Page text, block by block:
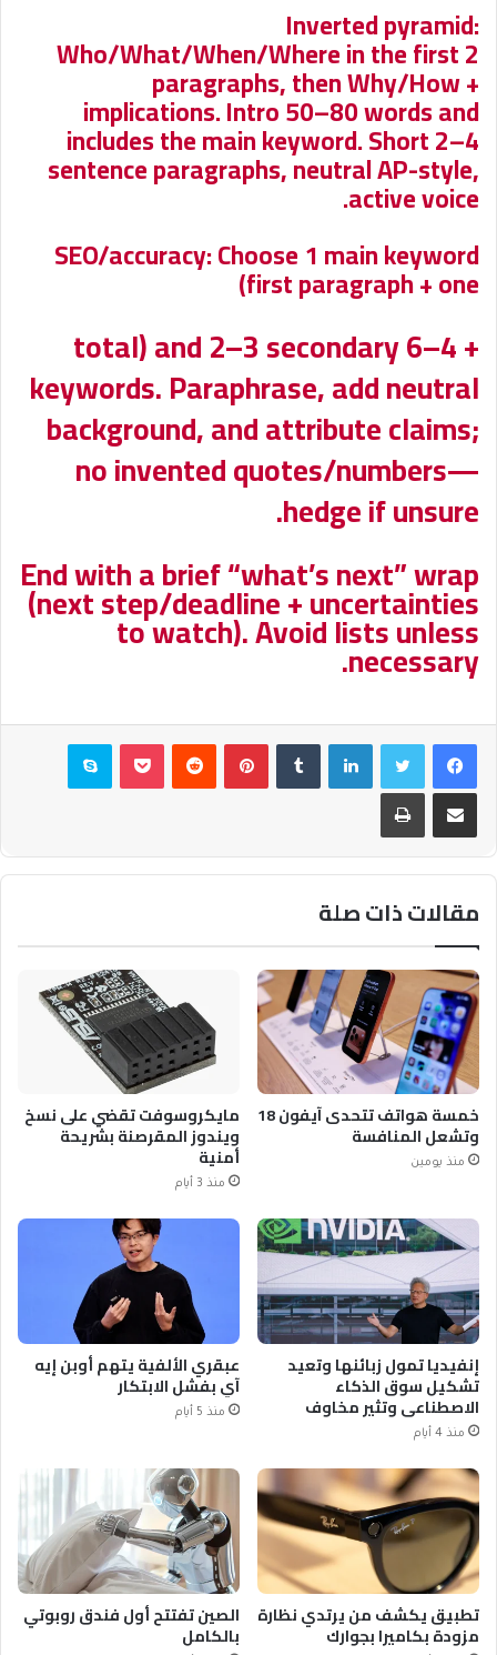
Inverted pyramid:
Who/What/When/Where in the first 2
paragraphs, then Why/How +
implications. Intro 50–80 words and
includes the main keyword. Short 2–4
sentence paragraphs, neutral AP-style,
active voice.
SEO/accuracy: Choose 1 main keyword
(first paragraph + one
+ 4–6 total) and 2–3 secondary
keywords. Paraphrase, add neutral
background, and attribute claims;
no invented quotes/numbers—
hedge if unsure.
End with a brief “what’s next” wrap
(next step/deadline + uncertainties
to watch). Avoid lists unless
necessary.
فيسبوكتويتر لينكدإن بينتيريست بوكيت سكايب
مشاركة عبر البريد طباعة
مقالات ذات صلة
خمسة هواتف تتحدى آيفون 18
وتشعل المنافسة
منذ يومين
مايكروسوفت تقضي على نسخ
ويندوز المقرصنة بشريحة
أمنية
منذ 3 أيام
إنفيديا تمول زبائنها وتعيد
تشكيل سوق الذكاء
الاصطناعي وتثير مخاوف
منذ 4 أيام
عبقري الألفية يتهم أوبن إيه
آي بفشل الابتكار
منذ 5 أيام
تطبيق يكشف من يرتدي نظارة
مزودة بكاميرا بجوارك
الصين تفتتح أول فندق روبوتي
بالكامل